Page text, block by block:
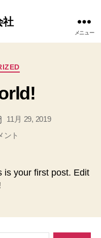
社
メニュー
稿
11月 29, 2019
ント
is your first post. Edit